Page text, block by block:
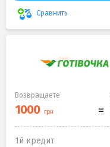
Сравнить
Возвращаете
1й кредит